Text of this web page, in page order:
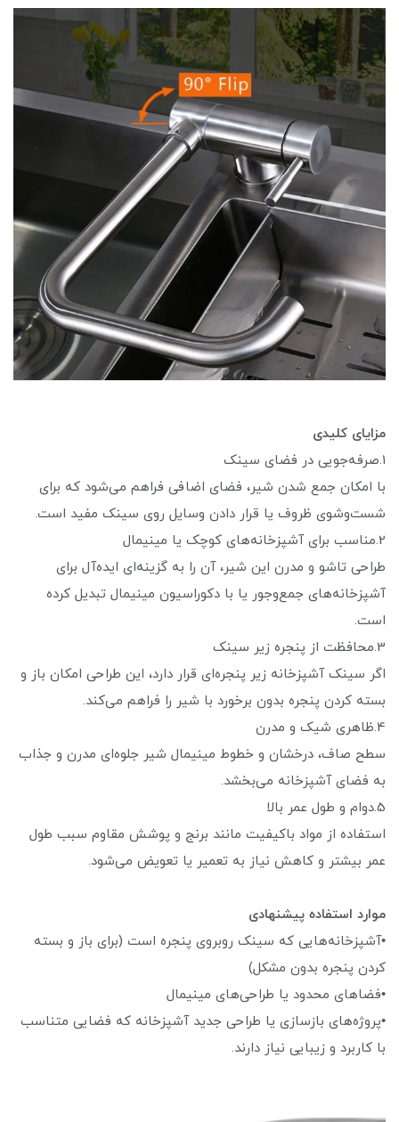
مزایای کلیدی
1.صرفه‌جویی در فضای سینک
با امکان جمع شدن شیر، فضای اضافی فراهم می‌شود که برای
شست‌وشوی ظروف یا قرار دادن وسایل روی سینک مفید است.
2.مناسب برای آشپزخانه‌های کوچک یا مینیمال
طراحی تاشو و مدرن این شیر، آن را به گزینه‌ای ایده‌آل برای
آشپزخانه‌های جمع‌وجور یا با دکوراسیون مینیمال تبدیل کرده
است.
3.محافظت از پنجره زیر سینک
اگر سینک آشپزخانه زیر پنجره‌ای قرار دارد، این طراحی امکان باز و
بسته کردن پنجره بدون برخورد با شیر را فراهم می‌کند.
4.ظاهری شیک و مدرن
سطح صاف، درخشان و خطوط مینیمال شیر جلوه‌ای مدرن و جذاب
به فضای آشپزخانه می‌بخشد.
5.دوام و طول عمر بالا
استفاده از مواد باکیفیت مانند برنج و پوشش مقاوم سبب طول
عمر بیشتر و کاهش نیاز به تعمیر یا تعویض می‌شود.
موارد استفاده پیشنهادی
•آشپزخانه‌هایی که سینک روبروی پنجره است (برای باز و بسته
کردن پنجره بدون مشکل)
•فضاهای محدود یا طراحی‌های مینیمال
•پروژه‌های بازسازی یا طراحی جدید آشپزخانه که فضایی متناسب
با کاربرد و زیبایی نیاز دارند.